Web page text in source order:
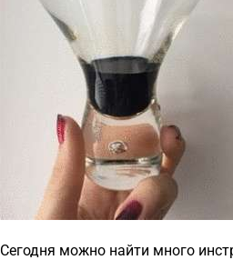
Сегодня можно найти много